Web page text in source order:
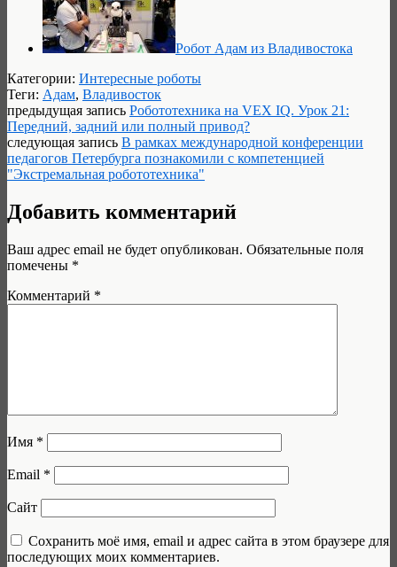
Робот Адам из Владивостока
Категории: Интересные роботы
Теги: Адам, Владивосток
предыдущая запись Робототехника на VEX IQ. Урок 21:
Передний, задний или полный привод?
следующая запись В рамках международной конференции
педагогов Петербурга познакомили с компетенцией
"Экстремальная робототехника"
Добавить комментарий
Ваш адрес email не будет опубликован. Обязательные поля
помечены *
Комментарий *
Имя *
Email *
Сайт
Сохранить моё имя, email и адрес сайта в этом браузере для
последующих моих комментариев.